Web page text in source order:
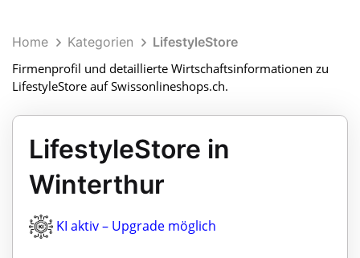
Home Kategorien
LifestyleStore
Firmenprofil und detaillierte Wirtschaftsinformationen zu
LifestyleStore auf Swissonlineshops.ch.
LifestyleStore in
Winterthur
KI aktiv – Upgrade möglich